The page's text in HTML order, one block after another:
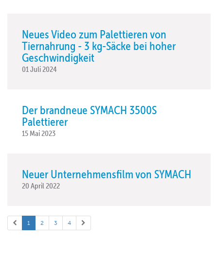
Neues Video zum Palettieren von
Tiernahrung - 3 kg-Säcke bei hoher
Geschwindigkeit
01 Juli 2024
Der brandneue SYMACH 3500S
Palettierer
15 Mai 2023
Neuer Unternehmensfilm von SYMACH
20 April 2022
1 2 3 4